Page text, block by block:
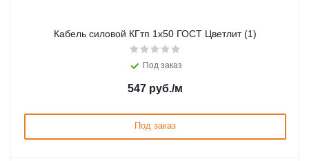
Кабель силовой КГтп 1х50 ГОСТ Цветлит (1)
Под заказ
547 руб./м
Под заказ